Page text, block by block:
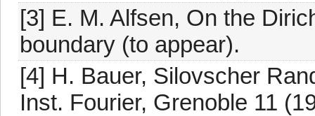
[3] E. M. Alfsen, On the
boundary (to appear).
[4] H. Bauer, Silovscher
Inst. Fourier, Grenoble 11